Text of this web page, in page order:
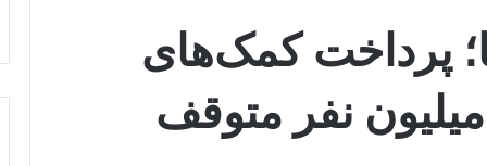
پرداخت کمک‌های
به بیش از ۴۱ میلیون نفر متوقف